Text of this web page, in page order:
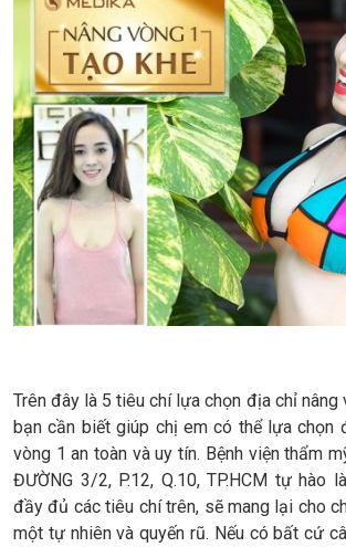
Trên đây là 5 tiêu chí lựa chọn địa chỉ nâng
bạn cần biết giúp chị em có thể lựa chọn
vòng 1 an toàn và uy tín. Bệnh viện thẩm
ĐƯỜNG 3/2, P.12, Q.10, TP.HCM tự hào
đầy đủ các tiêu chí trên, sẽ mang lại cho
một tự nhiên và quyến rũ. Nếu có bất cứ